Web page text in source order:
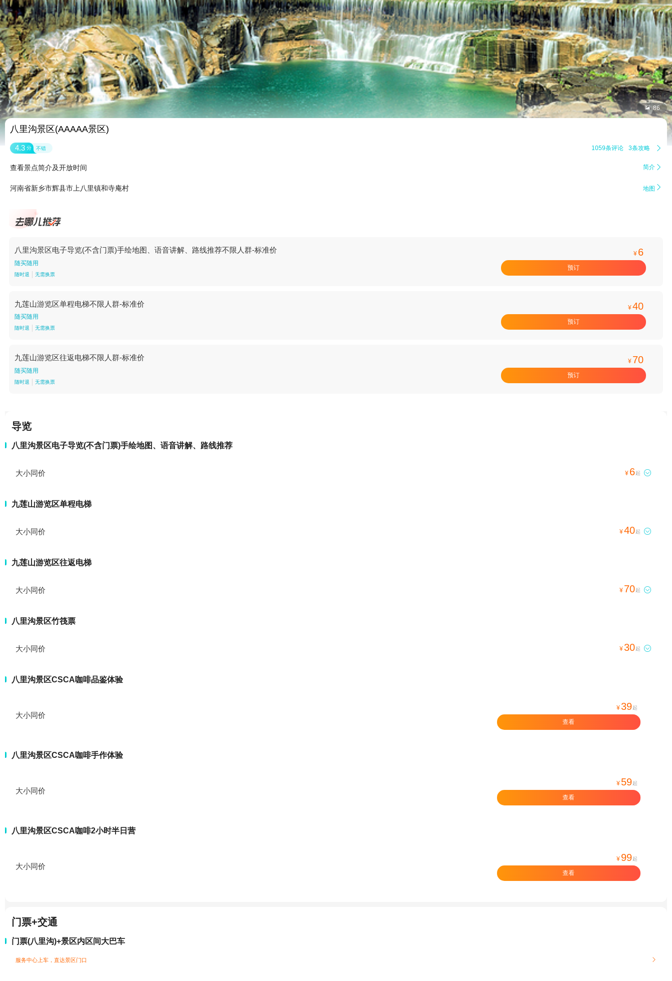
 86
八里沟景区(AAAAA景区)
4.3 分 不错 1059条评论 3条攻略 
查看景点简介及开放时间 简介 
河南省新乡市辉县市上八里镇和寺庵村 地图 
八里沟景区电子导览(不含门票)手绘地图、语音讲解、路线推荐不限人群-标准价
随买随用
随时退 无需换票
¥ 6
预订
九莲山游览区单程电梯不限人群-标准价
随买随用
随时退 无需换票
¥40
预订
九莲山游览区往返电梯不限人群-标准价
随买随用
随时退 无需换票
¥ 70
预订
导览
八里沟景区电子导览(不含门票)手绘地图、语音讲解、路线推荐
大小同价 ¥ 6起 
九莲山游览区单程电梯
大小同价 ¥40起 
九莲山游览区往返电梯
大小同价 ¥ 70起 
八里沟景区竹筏票
大小同价 ¥30起 
八里沟景区CSCA咖啡品鉴体验
大小同价
¥39 起
查看
八里沟景区CSCA咖啡手作体验
大小同价
¥ 59 起
查看
八里沟景区CSCA咖啡2小时半日营
大小同价
¥ 99 起
查看
门票+交通
门票(八里沟)+景区内区间大巴车
服务中心上车，直达景区门口 